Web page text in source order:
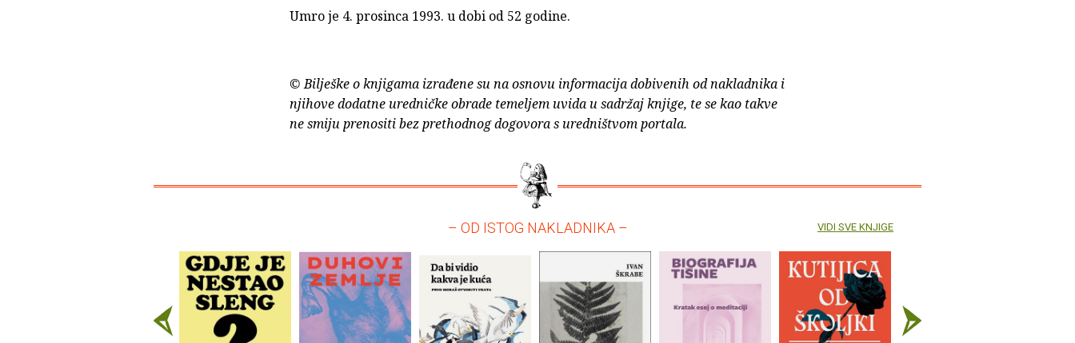
Umro je 4. prosinca 1993. u dobi od 52 godine.
© Bilješke o knjigama izrađene su na osnovu informacija dobivenih od nakladnika i
njihove dodatne uredničke obrade temeljem uvida u sadržaj knjige, te se kao takve
ne smiju prenositi bez prethodnog dogovora s uredništvom portala.
– OD ISTOG NAKLADNIKA – VIDI SVE KNJIGE